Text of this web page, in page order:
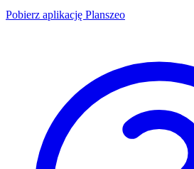
Pobierz aplikację Planszeo